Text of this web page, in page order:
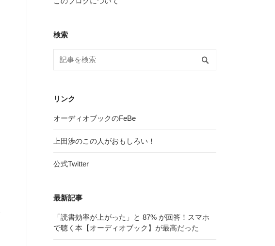
検索
リンク
オーディオブックのFeBe
上田渉のこの人がおもしろい！
公式Twitter
最新記事
「読書効率が上がった」と 87% が回答！スマホ
で聴く本【オーディオブック】が最高だった